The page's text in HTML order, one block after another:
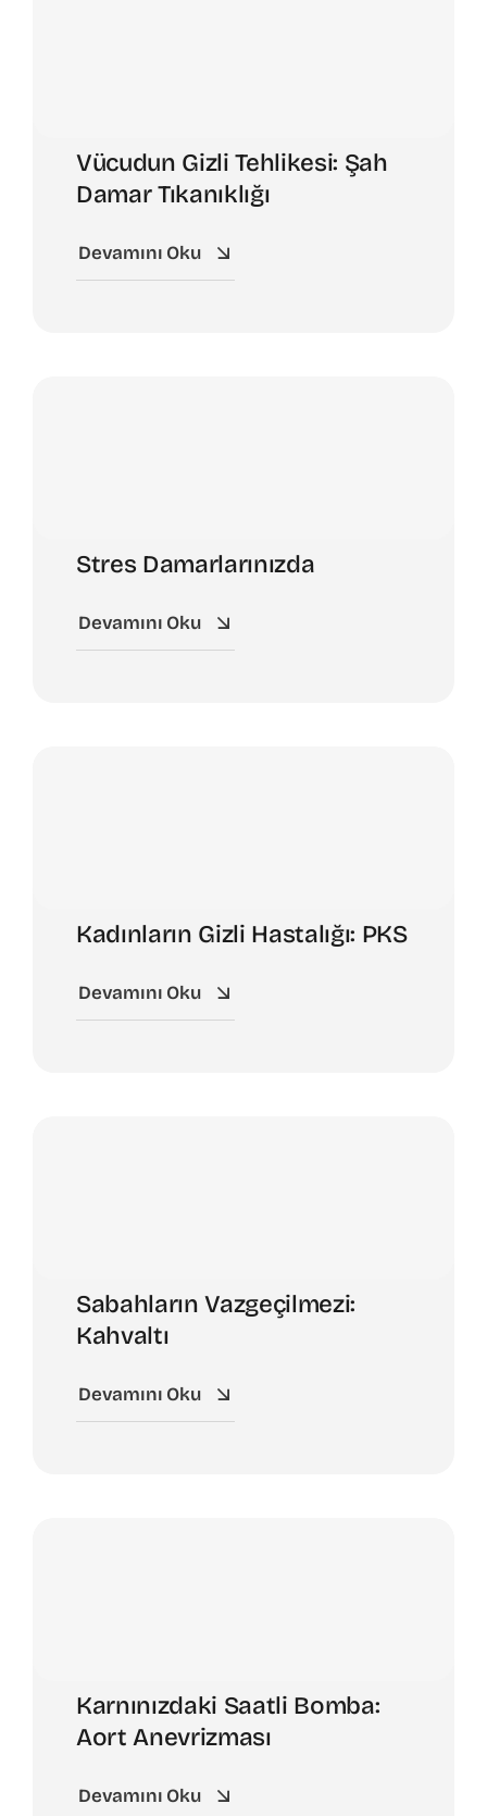
Vücudun Gizli Tehlikesi: Şah
Damar Tıkanıklığı
Devamını Oku
Stres Damarlarınızda
Devamını Oku
Kadınların Gizli Hastalığı: PKS
Devamını Oku
Sabahların Vazgeçilmezi:
Kahvaltı
Devamını Oku
Karnınızdaki Saatli Bomba:
Aort Anevrizması
Devamını Oku